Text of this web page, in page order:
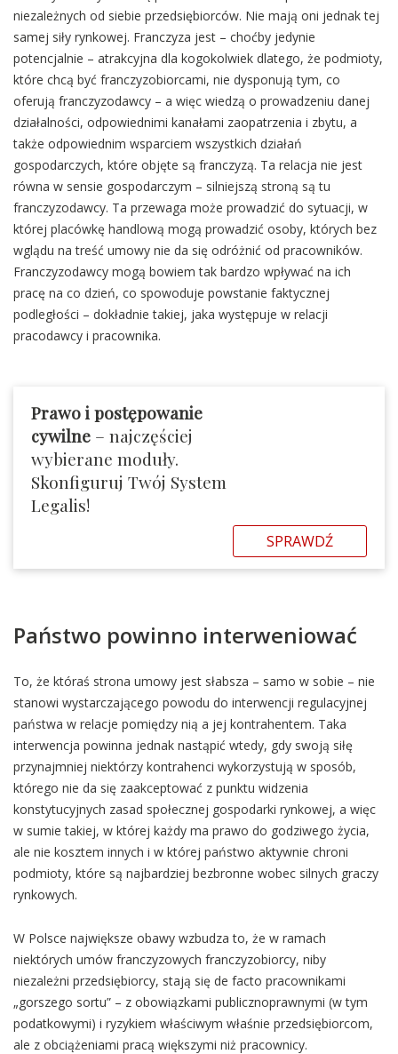
niezależnych od siebie przedsiębiorców. Nie mają oni jednak tej
samej siły rynkowej. Franczyza jest – choćby jedynie
potencjalnie – atrakcyjna dla kogokolwiek dlatego, że podmioty,
które chcą być franczyzobiorcami, nie dysponują tym, co
oferują franczyzodawcy – a więc wiedzą o prowadzeniu danej
działalności, odpowiednimi kanałami zaopatrzenia i zbytu, a
także odpowiednim wsparciem wszystkich działań
gospodarczych, które objęte są franczyzą. Ta relacja nie jest
równa w sensie gospodarczym – silniejszą stroną są tu
franczyzodawcy. Ta przewaga może prowadzić do sytuacji, w
której placówkę handlową mogą prowadzić osoby, których bez
wglądu na treść umowy nie da się odróżnić od pracowników.
Franczyzodawcy mogą bowiem tak bardzo wpływać na ich
pracę na co dzień, co spowoduje powstanie faktycznej
podległości – dokładnie takiej, jaka występuje w relacji
pracodawcy i pracownika.
Prawo i postępowanie
cywilne – najczęściej
wybierane moduły.
Skonfiguruj Twój System
Legalis!
SPRAWDŹ
Państwo powinno interweniować
To, że któraś strona umowy jest słabsza – samo w sobie – nie
stanowi wystarczającego powodu do interwencji regulacyjnej
państwa w relacje pomiędzy nią a jej kontrahentem. Taka
interwencja powinna jednak nastąpić wtedy, gdy swoją siłę
przynajmniej niektórzy kontrahenci wykorzystują w sposób,
którego nie da się zaakceptować z punktu widzenia
konstytucyjnych zasad społecznej gospodarki rynkowej, a więc
w sumie takiej, w której każdy ma prawo do godziwego życia,
ale nie kosztem innych i w której państwo aktywnie chroni
podmioty, które są najbardziej bezbronne wobec silnych graczy
rynkowych.
W Polsce największe obawy wzbudza to, że w ramach
niektórych umów franczyzowych franczyzobiorcy, niby
niezależni przedsiębiorcy, stają się de facto pracownikami
„gorszego sortu” – z obowiązkami publicznoprawnymi (w tym
podatkowymi) i ryzykiem właściwym właśnie przedsiębiorcom,
ale z obciążeniami pracą większymi niż pracownicy.